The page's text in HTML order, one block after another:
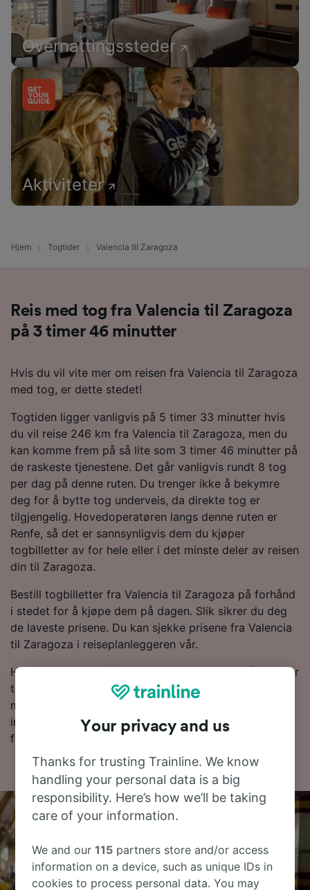
Overnattingssteder
Aktiviteter
Hjem Togtider Valencia til Zaragoza
Reis med tog fra Valencia til Zaragoza
på 3 timer 46 minutter
Hvis du vil vite mer om reisen fra Valencia til Zaragoza
med tog, er dette stedet!
Togtiden ligger vanligvis på 5 timer 33 minutter hvis
du vil reise 246 km fra Valencia til Zaragoza, men du
kan komme frem på så lite som 3 timer 46 minutter på
de raskeste tjenestene. Det går vanligvis rundt 8 tog
per dag på denne ruten. Du trenger ikke å bekymre
deg for å bytte tog underveis, da direkte tog er
tilgjengelig. Hovedoperatøren langs denne ruten er
Renfe, så det er sannsynligvis dem du kjøper
togbilletter av for hele eller i det minste deler av reisen
din til Zaragoza.
Bestill togbilletter fra Valencia til Zaragoza på forhånd
i stedet for å kjøpe dem på dagen. Slik sikrer du deg
de laveste prisene. Du kan sjekke prisene fra Valencia
til Zaragoza i reiseplanleggeren vår.
Hvis du er klar for å bestille, kan du begynne å se etter
togbilletter til en lav pris hos oss i dag. Les videre for
mer informasjon om reisen til Zaragoza med tog,
inkludert rutetabellen vår, hvor du kan se dagens
første og siste tog.
Your privacy and us
Thanks for trusting Trainline. We know
handling your personal data is a big
responsibility. Here’s how we’ll be taking
care of your information.
We and our115 partners store and/or access
information on a device, such as unique IDs in
cookies to process personal data. You may